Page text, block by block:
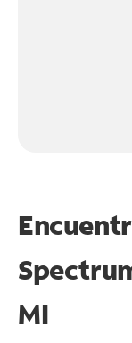
MI